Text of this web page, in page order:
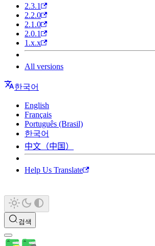
2.3.1
2.2.0
2.1.0
2.0.1
1.x.x
All versions
한국어
English
Français
Português (Brasil)
한국어
中文（中国）
Help Us Translate
검색